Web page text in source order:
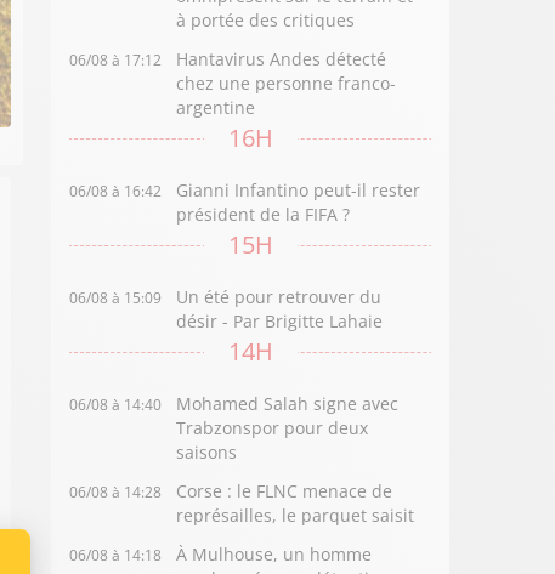
à portée des critiques
06/08 à 17:12
Hantavirus Andes détecté
chez une personne franco-
argentine
16H
06/08 à 16:42
Gianni Infantino peut-il rester
président de la FIFA ?
15H
06/08 à 15:09
Un été pour retrouver du
désir - Par Brigitte Lahaie
14H
06/08 à 14:40
Mohamed Salah signe avec
Trabzonspor pour deux
saisons
06/08 à 14:28
Corse : le FLNC menace de
représailles, le parquet saisit
06/08 à 14:18
À Mulhouse, un homme